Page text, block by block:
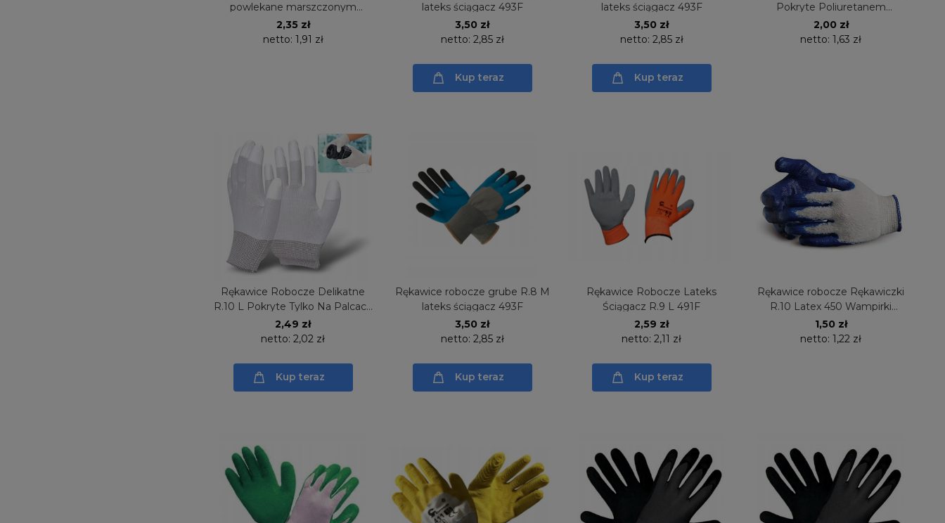
powlekane marszczonym
lateksem 1 para
2,35 zł
netto: 1,91 zł
lateks ściągacz 493F
3,50 zł
netto: 2,85 zł
Kup teraz
lateks ściągacz 493F
3,50 zł
netto: 2,85 zł
Kup teraz
Pokryte Poliuretanem
Bezszwowe 470
2,00 zł
netto: 1,63 zł
Rękawice Robocze Delikatne
R.10 L Pokryte Tylko Na Palcach
r.471
2,49 zł
netto: 2,02 zł
Kup teraz
Rękawice robocze grube R.8 M
lateks ściągacz 493F
3,50 zł
netto: 2,85 zł
Kup teraz
Rękawice Robocze Lateks
Ściągacz R.9 L 491F
2,59 zł
netto: 2,11 zł
Kup teraz
Rękawice robocze Rękawiczki
R.10 Latex 450 Wampirki
Niebieskie
1,50 zł
netto: 1,22 zł